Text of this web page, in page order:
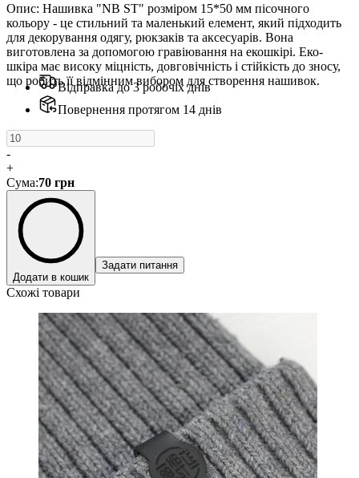
Опис: Нашивка "NB ST" розміром 15*50 мм пісочного
кольору - це стильний та маленький елемент, який підходить
для декорування одягу, рюкзаків та аксесуарів. Вона
виготовлена за допомогою гравіювання на екошкірі. Еко-
шкіра має високу міцність, довговічність і стійкість до зносу,
що робить її відмінним вибором для створення нашивок.
Відправка до 3 робочіх днів
Повернення протягом 14 днів
-
+
Сума:70 грн
Додати в кошик
Задати питання
Схожі товари